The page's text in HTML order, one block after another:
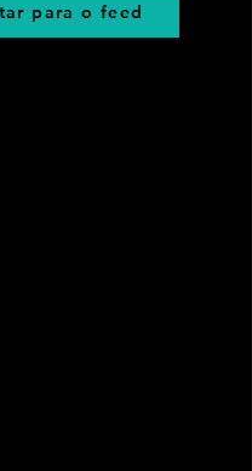
para o feed